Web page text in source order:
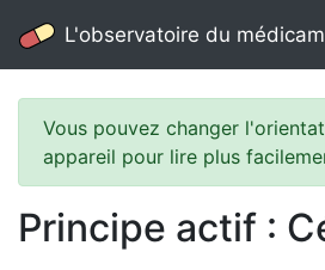
L'observatoire du
Vous pouvez changer
appareil pour lire plus
Principe actif :